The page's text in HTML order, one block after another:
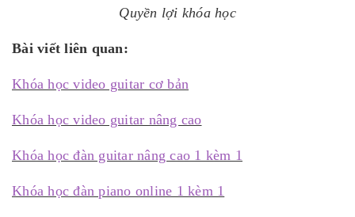
Quyền lợi khóa học
Bài viết liên quan:
Khóa học video guitar cơ bản
Khóa học video guitar nâng cao
Khóa học đàn guitar nâng cao 1 kèm 1
Khóa học đàn piano online 1 kèm 1